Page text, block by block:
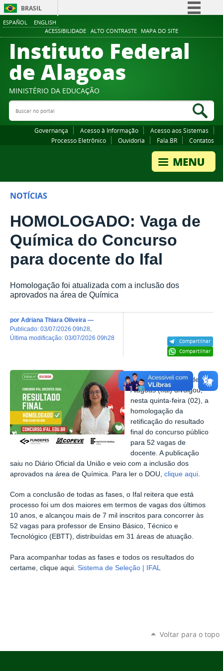
ESPAÑOL ENGLISH
ACESSIBILIDADE ALTO CONTRASTE MAPA DO SITE
BRASIL
Comunica BR
Participe
Canais
Instituto Federal
de Alagoas
MINISTÉRIO DA EDUCAÇÃO
Buscar no portal
Governança Acesso à Informação
Acesso aos Sistemas
Processo Eletrônico
Ouvidoria Fala.BR Contatos
NOTÍCIAS
HOMOLOGADO: Vaga de
Química do Concurso
para docente do Ifal
Homologação foi atualizada com a inclusão dos
aprovados na área de Química
Compartilhar
Compartilhar
por Adriana Thiara Oliveira —
publicado: 03/07/2026 09h28
última modificação: 03/07/2026 09h28
O Instituto Federal de
Alagoas (Ifal) divulgou,
nesta quinta-feira (02), a
homologação da
retificação do resultado
final do concurso público
para 52 vagas de
docente. A publicação
saiu no Diário Oficial da União e veio com a inclusão dos
aprovados na área de Química. Para ler o DOU, clique aqui
Com a conclusão de todas as fases, o Ifal reitera que está
processo foi um dos maiores em termos de vagas dos últimos
10 anos, e alcançou mais de 7 mil inscritos para concorrer às
52 vagas para professor de Ensino Básico, Técnico e
Tecnológico (EBTT), distribuídas em 31 áreas de atuação.
Para acompanhar todas as fases e todos os resultados do
certame, clique aqui. Sistema de Seleção | IFAL
Voltar para o topo